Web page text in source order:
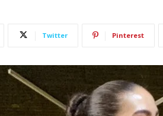
Twitter Pinterest